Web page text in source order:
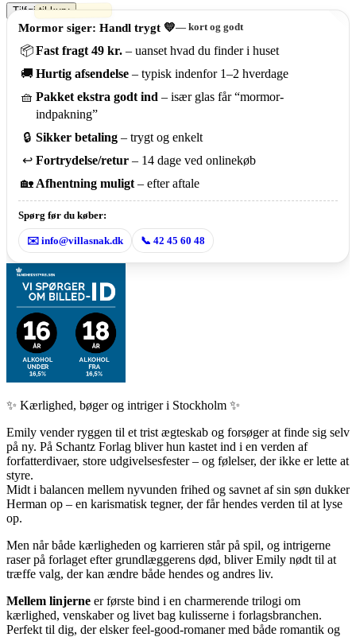
Mellem
linjerne
Johanna
Schreiber
(2021,
Ferdinand)
Tilføj til kurv
Mormor siger: Handl trygt 💛— kort og godt
📦Fast fragt 49 kr. – uanset hvad du finder i huset
🚚 Hurtig afsendelse – typisk indenfor 1–2 hverdage
🧺 Pakket ekstra godt ind – især glas får “mormor-
indpakning”
🔒 Sikker betaling – trygt og enkelt
↩️ Fortrydelse/retur – 14 dage ved onlinekøb
🏡 Afhentning muligt – efter aftale
Spørg før du køber:
✉️ info@villasnak.dk 📞 42 45 60 48
✨ Kærlighed, bøger og intriger i Stockholm ✨
Emily vender ryggen til et trist ægteskab og forsøger at finde sig selv
på ny. På Schantz Forlag bliver hun kastet ind i en verden af
forfatterdivaer, store udgivelsesfester – og følelser, der ikke er lette at
styre.
Midt i balancen mellem nyvunden frihed og savnet af sin søn dukker
Herman op – en karismatisk tegner, der får hendes verden til at lyse
op.
Men når både kærligheden og karrieren står på spil, og intrigerne
raser på forlaget efter grundlæggerens død, bliver Emily nødt til at
træffe valg, der kan ændre både hendes og andres liv.
Mellem linjerne er første bind i en charmerende trilogi om
kærlighed, venskaber og livet bag kulisserne i forlagsbranchen.
Perfekt til dig, der elsker feel-good-romaner med både romantik og